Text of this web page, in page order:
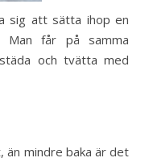
sig att sätta ihop en
får på samma
och tvätta med
än mindre baka är det